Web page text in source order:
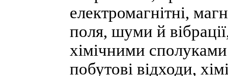
електромагнітні,
поля, шуми й
хімічними
побутові відходи,